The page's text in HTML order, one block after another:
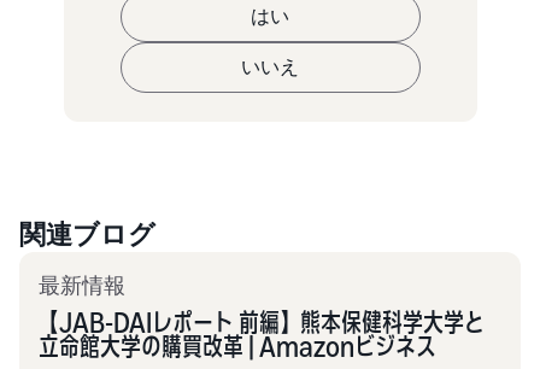
はい
いいえ
関連ブログ
最新情報
【JAB-DAIレポート 前編】熊本保健科学大学と
立命館大学の購買改革 | Amazonビジネス